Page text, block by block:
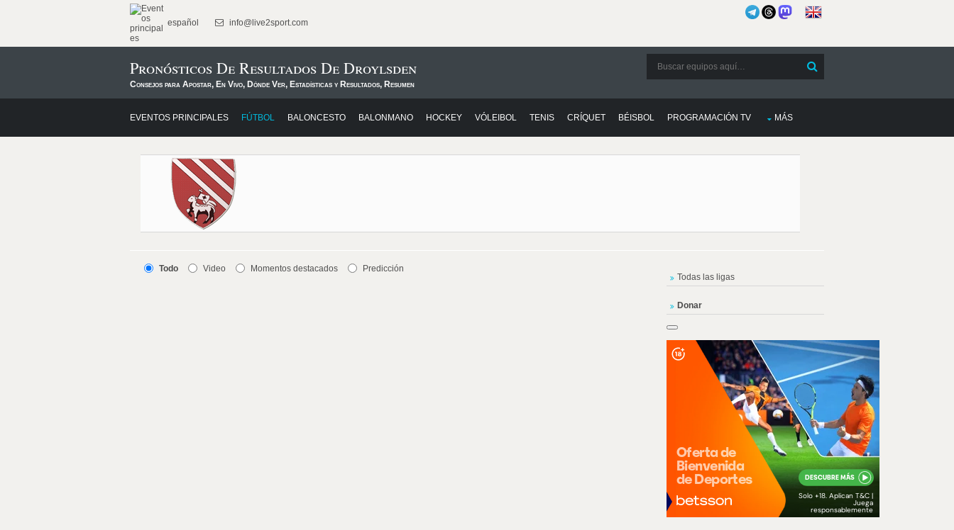
español info@live2sport.com
Pronósticos De Resultados De Droylsden
Consejos para Apostar, En Vivo, Dónde Ver, Estadísticas y Resultados, Resumen
EVENTOS PRINCIPALES FÚTBOL BALONCESTO BALONMANO HOCKEY VÓLEIBOL TENIS CRÍQUET BÉISBOL PROGRAMACIÓN TV MÁS
Todo Video Momentos destacados Predicción
Todas las ligas
Donar